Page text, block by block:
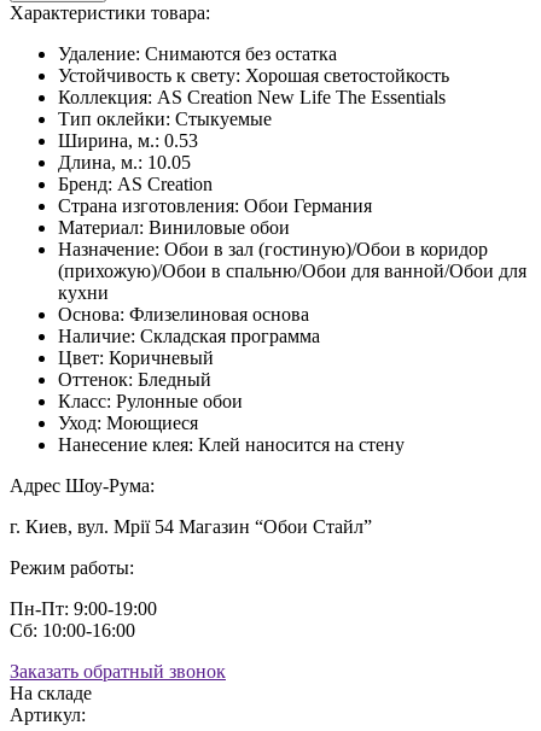
Характеристики товара:
Удаление: Снимаются без остатка
Устойчивость к свету: Хорошая светостойкость
Коллекция: AS Creation New Life The Essentials
Тип оклейки: Стыкуемые
Ширина, м.: 0.53
Длина, м.: 10.05
Бренд: AS Creation
Страна изготовления: Обои Германия
Материал: Виниловые обои
Назначение: Обои в зал (гостиную)/Обои в коридор
(прихожую)/Обои в спальню/Обои для ванной/Обои для
кухни
Основа: Флизелиновая основа
Наличие: Складская программа
Цвет: Коричневый
Оттенок: Бледный
Класс: Рулонные обои
Уход: Моющиеся
Нанесение клея: Клей наносится на стену
Адрес Шоу-Рума:
г. Киев, вул. Мрії 54 Магазин “Обои Стайл”
Режим работы:
Пн-Пт: 9:00-19:00
Сб: 10:00-16:00
Заказать обратный звонок
На складе
Артикул: